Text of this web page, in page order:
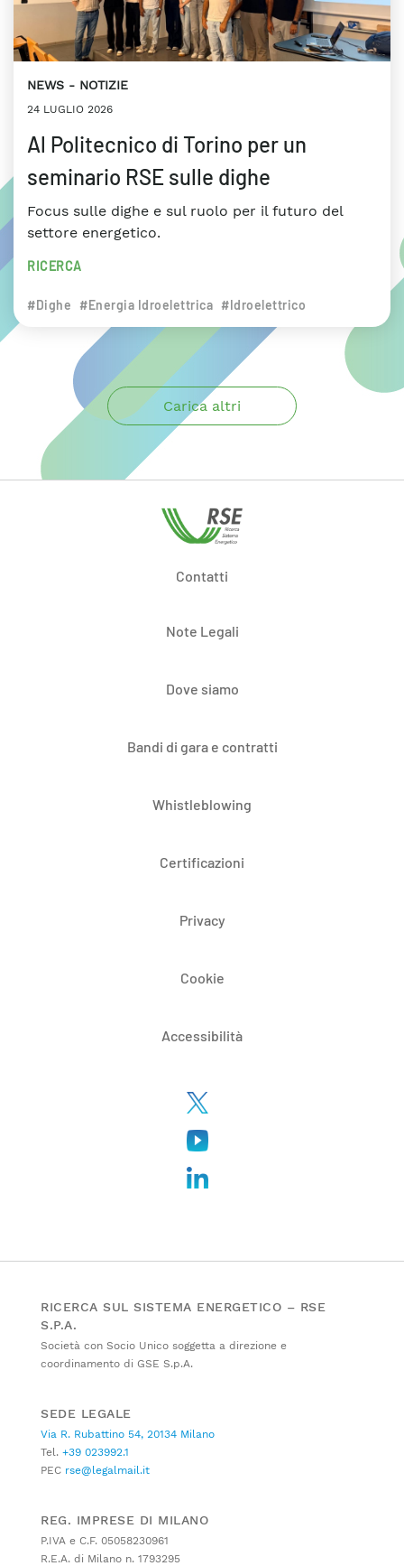
NEWS NOTIZIE
24 LUGLIO 2026
Al Politecnico di Torino per un
seminario RSE sulle dighe
Focus sulle dighe e sul ruolo per il futuro del
settore energetico.
RICERCA
#Dighe #Energia Idroelettrica #Idroelettrico
Carica altri
Contatti
Note Legali
Dove siamo
Bandi di gara e contratti
Whistleblowing
Certificazioni
Privacy
Cookie
Accessibilità
RICERCA SUL SISTEMA ENERGETICO – RSE
S.P.A.
Società con Socio Unico soggetta a direzione e
coordinamento di GSE S.p.A.
SEDE LEGALE
Via R. Rubattino 54, 20134 Milano
Tel. +39 023992.1
PEC rse@legalmail.it
REG. IMPRESE DI MILANO
P.IVA e C.F. 05058230961
R.E.A. di Milano n. 1793295